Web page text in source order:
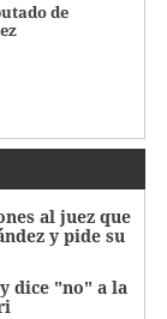
de
al juez que
y pide su
dice "no" a la